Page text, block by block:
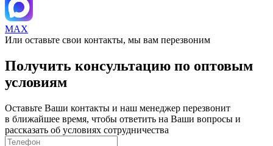
MAX
Или оставьте свои контакты, мы вам перезвоним
Получить консультацию по оптовым
условиям
Оставьте Ваши контакты и наш менеджер перезвонит
в ближайшее время, чтобы ответить на Ваши вопросы и
рассказать об условиях сотрудничества